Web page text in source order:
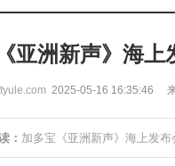
亚洲新声》海
2025-05-16 16:35:46
： 加多宝《亚洲新声》海上发